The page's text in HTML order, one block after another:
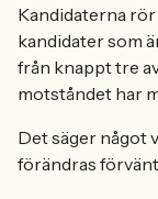
Kandidaterna rör
kandidater som
från knappt tre
motståndet har
Det säger något
förändras